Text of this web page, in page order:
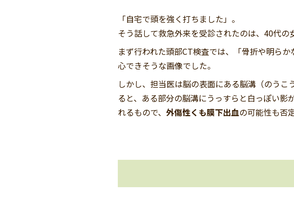
「自宅で頭を強く打ちました」。
そう話して救急外来を受診されたのは、40代の
まず行われた頭部CT検査では、「骨折や明ら
心できそうな画像でした。
しかし、担当医は脳の表面にある脳溝（のう
ると、ある部分の脳溝にうっすらと白っぽい
れるもので、 外傷性くも膜下出血の可能性も否